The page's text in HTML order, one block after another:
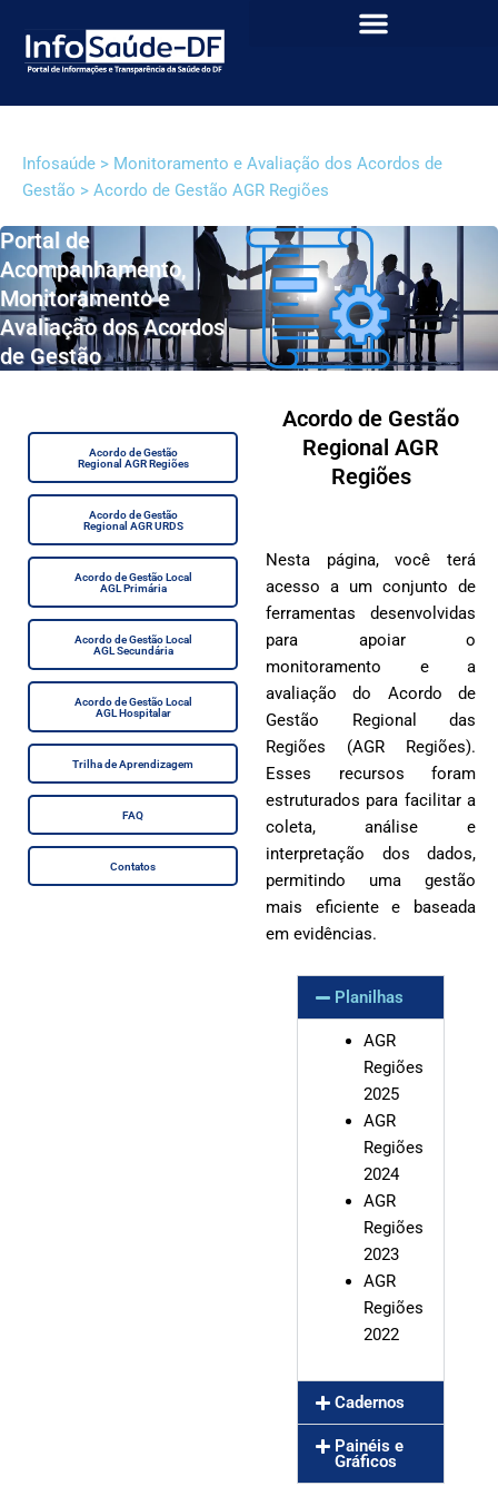
Infosaúde > Monitoramento e Avaliação dos Acordos de
Gestão > Acordo de Gestão AGR Regiões
Portal de
Acompanhamento,
Monitoramento e
Avaliação dos Acordos
de Gestão
Acordo de Gestão
Regional AGR Regiões
Acordo de Gestão
Regional AGR URDS
Acordo de Gestão Local
AGL Primária
Acordo de Gestão Local
AGL Secundária
Acordo de Gestão Local
AGL Hospitalar
Trilha de Aprendizagem
FAQ
Contatos
Acordo de Gestão
Regional AGR
Regiões
Nesta página, você terá
acesso a um conjunto de
ferramentas desenvolvidas
para apoiar o
monitoramento e a
avaliação do Acordo de
Gestão Regional das
Regiões (AGR Regiões).
Esses recursos foram
estruturados para facilitar a
coleta, análise e
interpretação dos dados,
permitindo uma gestão
mais eficiente e baseada
em evidências.
Planilhas
AGR
Regiões
2025
AGR
Regiões
2024
AGR
Regiões
2023
AGR
Regiões
2022
Cadernos
Painéis e
Gráficos